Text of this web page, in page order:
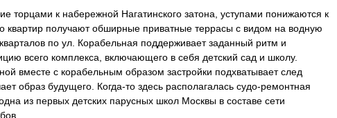
торцами к набережной Нагатинского затона, уступами понижаются к
квартир получают обширные приватные террасы с видом на водную
по ул. Корабельная поддерживает заданный ритм и
всего комплекса, включающего в себя детский сад и школу.
вместе с корабельным образом застройки подхватывает след
образ будущего. Когда-то здесь располагалась судо-ремонтная
из первых детских парусных школ Москвы в составе сети